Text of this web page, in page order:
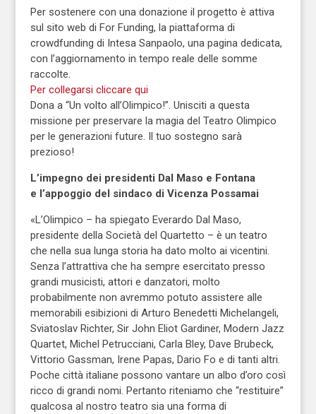
Per sostenere con una donazione il progetto è attiva
sul sito web di For Funding, la piattaforma di
crowdfunding di Intesa Sanpaolo, una pagina dedicata,
con l’aggiornamento in tempo reale delle somme
raccolte.
Per collegarsi cliccare qui
Dona a “Un volto all’Olimpico!”. Unisciti a questa
missione per preservare la magia del Teatro Olimpico
per le generazioni future. Il tuo sostegno sarà
prezioso!
L’impegno dei presidenti Dal Maso e Fontana
e l’appoggio del sindaco di Vicenza Possamai
«L’Olimpico – ha spiegato Everardo Dal Maso,
presidente della Società del Quartetto – è un teatro
che nella sua lunga storia ha dato molto ai vicentini.
Senza l’attrattiva che ha sempre esercitato presso
grandi musicisti, attori e danzatori, molto
probabilmente non avremmo potuto assistere alle
memorabili esibizioni di Arturo Benedetti Michelangeli,
Sviatoslav Richter, Sir John Eliot Gardiner, Modern Jazz
Quartet, Michel Petrucciani, Carla Bley, Dave Brubeck,
Vittorio Gassman, Irene Papas, Dario Fo e di tanti altri.
Poche città italiane possono vantare un albo d’oro così
ricco di grandi nomi. Pertanto riteniamo che “restituire”
qualcosa al nostro teatro sia una forma di